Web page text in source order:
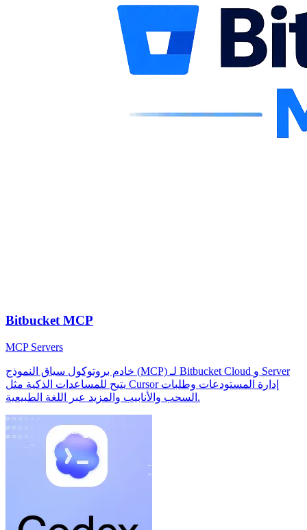
Bitbucket MCP
MCP Servers
خادم بروتوكول سياق النموذج (MCP) لـ Bitbucket Cloud و Server
يتيح للمساعدات الذكية مثل Cursor إدارة المستودعات وطلبات
السحب والأنابيب والمزيد عبر اللغة الطبيعية.